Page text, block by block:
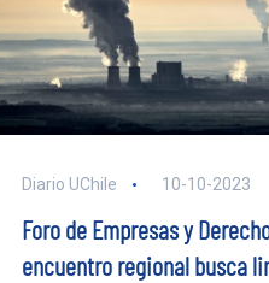
Diario UChile 10-10-2023
Foro de Empresas y
encuentro regional busca